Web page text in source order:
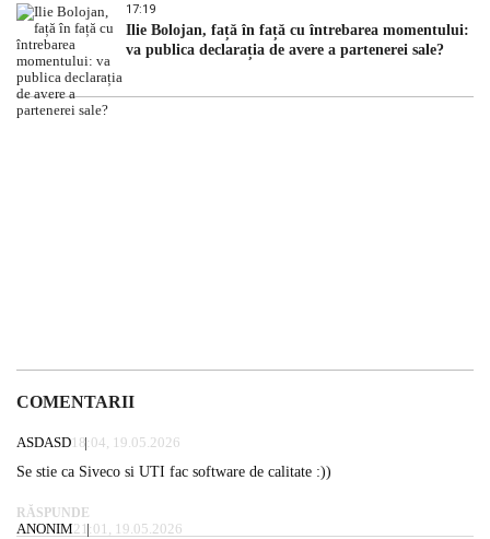
17:19
Ilie Bolojan, față în față cu întrebarea momentului:
va publica declarația de avere a partenerei sale?
COMENTARII
ASDASD18:04, 19.05.2026
Se stie ca Siveco si UTI fac software de calitate :))
RĂSPUNDE
ANONIM21:01, 19.05.2026